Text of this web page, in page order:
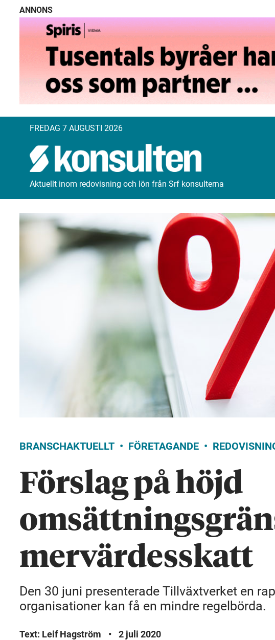
ANNONS
FREDAG 7 AUGUSTI 2026
Aktuellt inom redovisning och lön från Srf konsulterna
BRANSCHAKTUELLT FÖRETAGANDE
Förslag på höjd
mervärdesskatt
Den 30 juni presenterade Tillväxtverket en
organisationer kan få en mindre regelbörda.
Text: Leif Hagström • 2 juli 2020